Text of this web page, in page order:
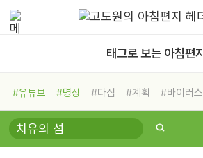
태그로 보는 아침편지
#유튜브 #명상 #다짐 #계획 #바이러스
#비전캠프
#독서캠프 #삶
#희망
#나눔 #친구 #링컨학교